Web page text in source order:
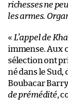
richesses ne
les armes.
« L’appel de
immense. Aux
sélection ont
né dans le Sud,
Boubacar
de prémédité,